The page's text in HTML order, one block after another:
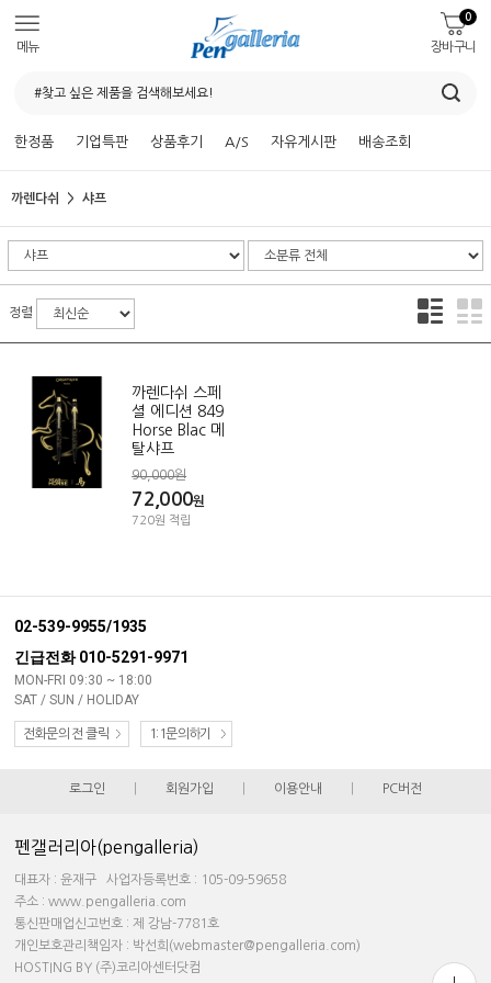
메뉴 장바구니
0
한정품 기업특판 상품후기 A/S 자유게시판 배송조회
까렌다쉬 샤프
정렬
까렌다쉬 스페
셜 에디션 849
Horse Blac 메
탈샤프
90,000원
72,000원
720원 적립
02-539-9955/1935
긴급전화 010-5291-9971
MON-FRI 09:30 ~ 18:00
SAT / SUN / HOLIDAY
전화문의 전 클릭 1:1문의하기
로그인 회원가입 이용안내 PC버전
펜갤러리아(pengalleria)
대표자 : 윤재구 사업자등록번호 : 105-09-59658
주소 : www.pengalleria.com
통신판매업신고번호 : 제 강남-7781호
개인보호관리책임자 : 박선희(webmaster@pengalleria.com)
HOSTING BY (주)코리아센터닷컴